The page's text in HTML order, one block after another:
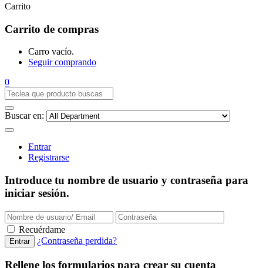
Carrito
Carrito de compras
Carro vacío.
Seguir comprando
0
Buscar en:
Entrar
Registrarse
Introduce tu nombre de usuario y contraseña para
iniciar sesión.
Recuérdame
¿Contraseña perdida?
Rellene los formularios para crear su cuenta